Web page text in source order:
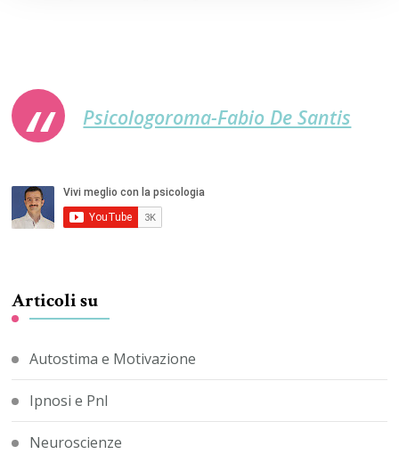
Psicologoroma-Fabio De Santis
Articoli su
Autostima e Motivazione
Ipnosi e Pnl
Neuroscienze